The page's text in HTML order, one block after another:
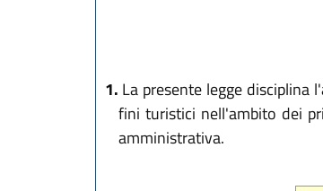
1. La presente legge disciplina
fini turistici nell'ambito dei
amministrativa.